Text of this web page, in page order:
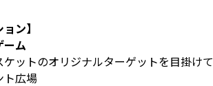
ン】
ム
ットのオリジナルターゲットを目掛け
広場